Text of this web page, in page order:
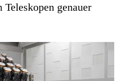
genauer